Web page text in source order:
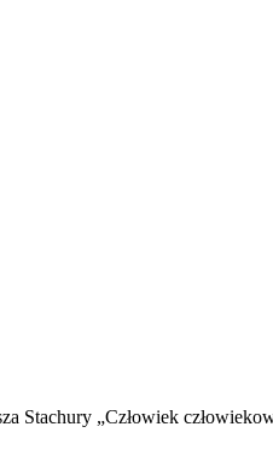
Stachury „Człowiek